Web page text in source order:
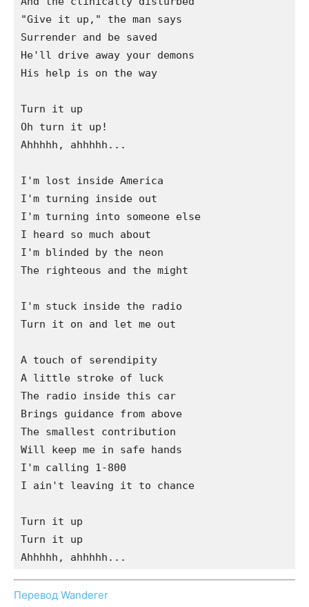
"Give it up," the man says
Surrender and be saved
He'll drive away your demons
His help is on the way
Turn it up
Oh turn it up!
Ahhhhh, ahhhhh...
I'm lost inside America
I'm turning inside out
I'm turning into someone else
I heard so much about
I'm blinded by the neon
The righteous and the might
I'm stuck inside the radio
Turn it on and let me out
A touch of serendipity
A little stroke of luck
The radio inside this car
Brings guidance from above
The smallest contribution
Will keep me in safe hands
I'm calling 1-800
I ain't leaving it to chance
Turn it up
Turn it up
Перевод Wanderer